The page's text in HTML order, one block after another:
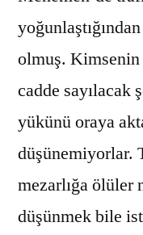
olmuş.
cadde
yükünü oraya
düşünemiyorlar.
mezarlığa ölüler
düşünmek bile